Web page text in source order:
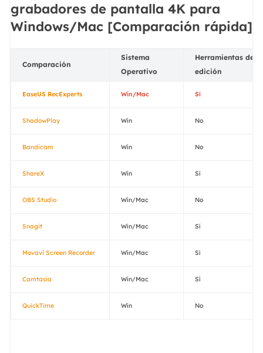
grabadores de pantalla 4K para
Windows/Mac [Comparación rápida]
Comparación
Sistema
Operativo
Herramientas de
edición
EaseUS RecExperts Win/Mac Sí
ShadowPlay Win No
Bandicam Win No
ShareX Win Sí
OBS Studio Win/Mac No
Snagit Win/Mac Sí
Movavi Screen Recorder Win/Mac Sí
Camtasia Win/Mac Sí
QuickTime Win No